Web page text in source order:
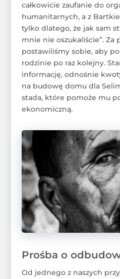
całkowicie zaufanie do
humanitarnych, a z
tylko dlatego, że jak sam
mnie nie oszukaliście”.
postawiliśmy sobie, aby
rodzinie po raz kolejny.
informację, odnośnie
na budowę domu dla
stada, które pomoże mu
ekonomiczną.
Prośba o
Od jednego z naszych